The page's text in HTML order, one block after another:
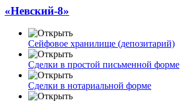
«Невский-8»
Сейфовое хранилище (депозитарий)
Сделки в простой письменной форме
Сделки в нотариальной форме